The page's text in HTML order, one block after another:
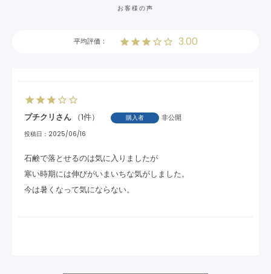
お客様の声
3.00
プチクリ 1 購入者 非公開
投稿日 2025/06/16
石鹸で落とせるのは気に入りましたが
寒い時期には伸びがいまいちな気がしました。